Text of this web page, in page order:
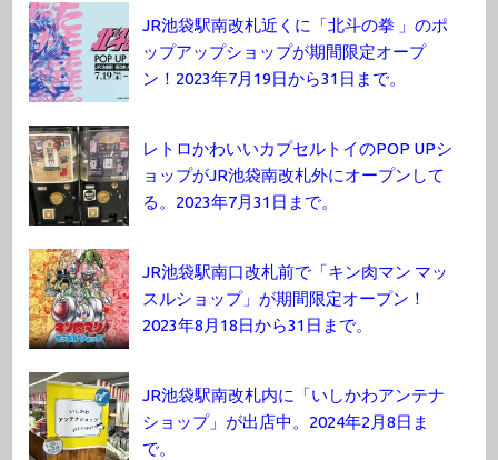
JR池袋駅南改札近くに「北斗の拳 」のポ
ップアップショップが期間限定オープ
ン！2023年7月19日から31日まで。
レトロかわいいカプセルトイのPOP UPシ
ョップがJR池袋南改札外にオープンして
る。2023年7月31日まで。
JR池袋駅南口改札前で「キン肉マン マッ
スルショップ」が期間限定オープン！
2023年8月18日から31日まで。
JR池袋駅南改札内に「いしかわアンテナ
ショップ」が出店中。2024年2月8日ま
で。